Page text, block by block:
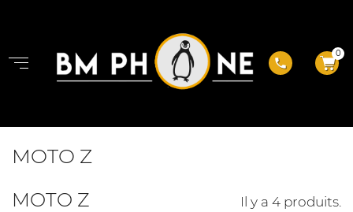
phone
0
MOTO Z
MOTO Z Il y a 4 produits.